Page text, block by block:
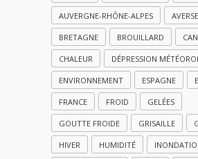
AUVERGNE-RHÔNE-ALPES
BRETAGNE BROUILLARD
CHALEUR DÉPRESSION
ENVIRONNEMENT ESPAGNE
FRANCE FROID GELÉES
GOUTTE FROIDE GRISAILLE
HIVER HUMIDITÉ